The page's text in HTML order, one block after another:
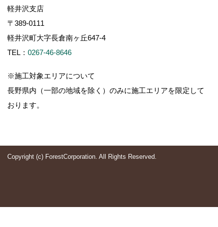
軽井沢支店
〒389-0111
軽井沢町大字長倉南ヶ丘647-4
TEL： 0267-46-8646
※施工対象エリアについて
長野県内（一部の地域を除く）のみに施工エリアを限定して
おります。
Copyright (c) ForestCorporation. All Rights Reserved.